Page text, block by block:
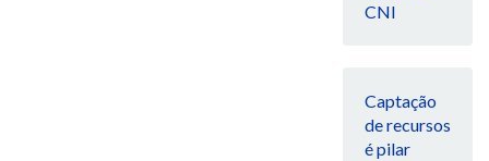
CNI
Captação
de recursos
é pilar